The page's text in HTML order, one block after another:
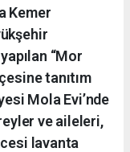
Kemer
“Mor
tanıtım
Mola Evi’nde
ve aileleri,
lavanta